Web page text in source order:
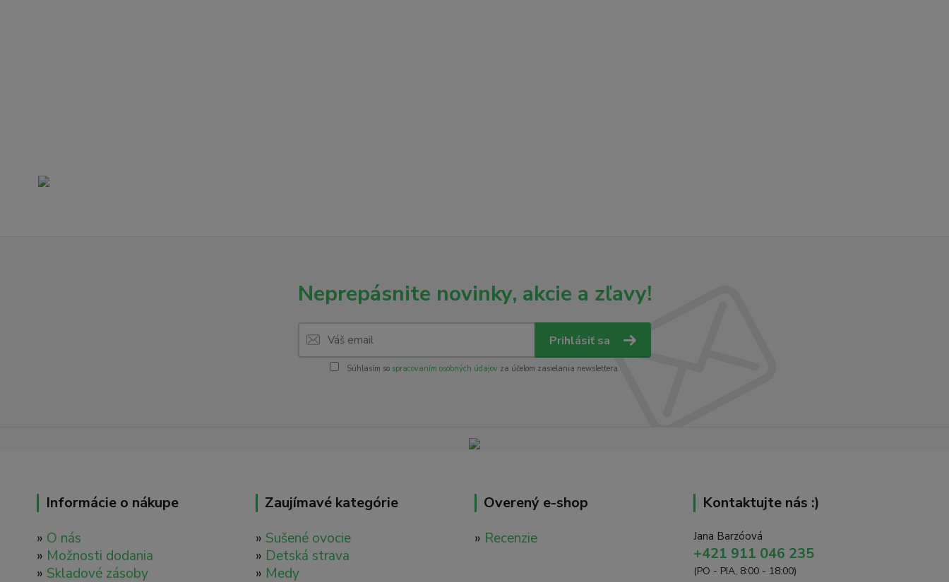
Neprepásnite novinky, akcie a zľavy!
Prihlásiť sa
Súhlasím so spracovaním osobných údajovza účelom zasielania newslettera.
Informácie o nákupe
» O nás
» Možnosti dodania
» Skladové zásoby
Zaujímavé kategórie
» Sušené ovocie
» Detská strava
» Medy
Overený e-shop
» Recenzie
Kontaktujte nás :)
Jana Barzóová
+421 911 046 235
(PO - PIA, 8:00 - 18:00)